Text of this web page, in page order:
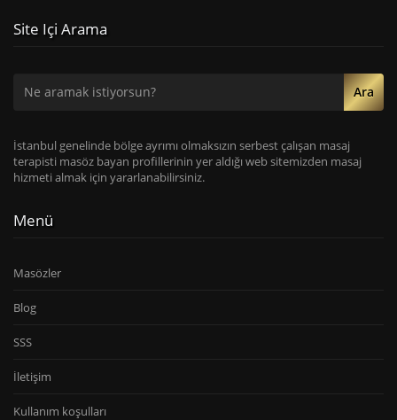
Site Içi Arama
Ara
İstanbul genelinde bölge ayrımı olmaksızın serbest çalışan masaj
terapisti masöz bayan profillerinin yer aldığı web sitemizden masaj
hizmeti almak için yararlanabilirsiniz.
Menü
Masözler
Blog
SSS
İletişim
Kullanım koşulları